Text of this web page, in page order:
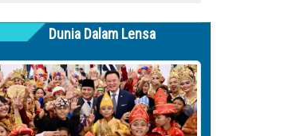
Dunia Dalam Lensa